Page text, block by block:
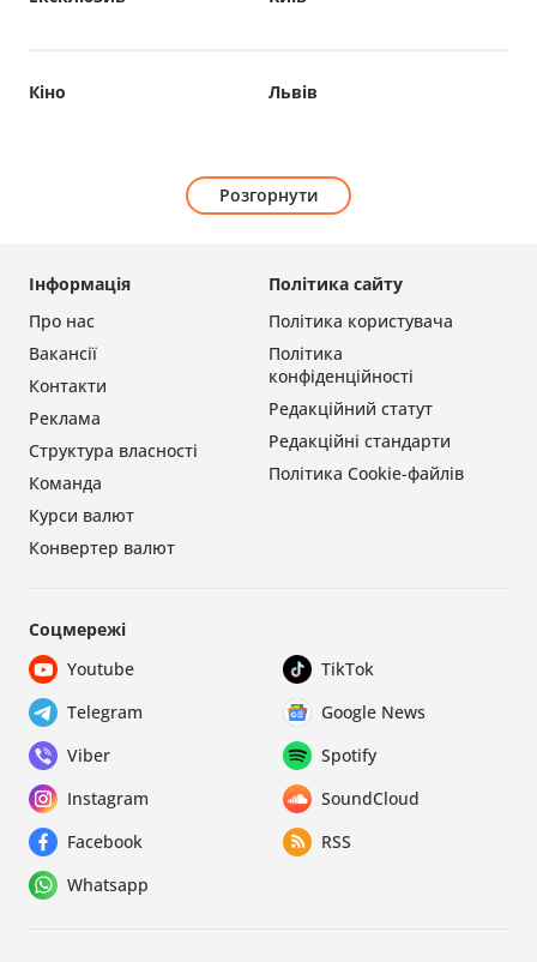
Кіно Львів
Розгорнути
Політика сайту
Політика користувача
Політика
конфіденційності
Редакційний статут
Редакційні стандарти
Політика Cookie-файлів
Інформація
Про нас
Вакансії
Контакти
Реклама
Структура власності
Команда
Курси валют
Конвертер валют
Соцмережі
Youtube
TikTok
Telegram
Google News
Viber
Spotify
Instagram
SoundCloud
Facebook
RSS
Whatsapp